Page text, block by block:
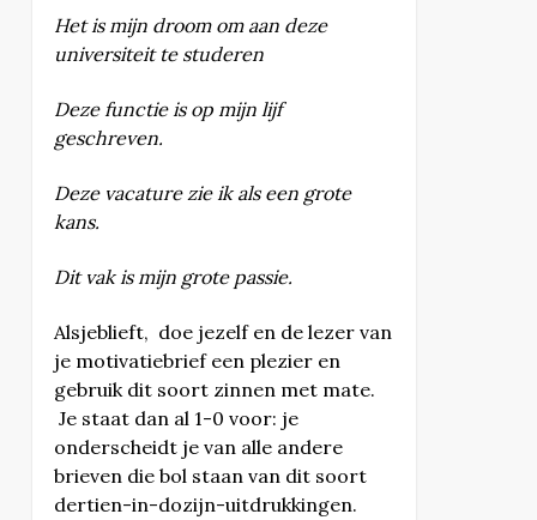
Het is mijn droom om aan deze
universiteit te studeren
Deze functie is op mijn lijf
geschreven.
Deze vacature zie ik als een grote
kans.
Dit vak is mijn grote passie.
Alsjeblieft, doe jezelf en de lezer van
je motivatiebrief een plezier en
gebruik dit soort zinnen met mate.
Je staat dan al 1-0 voor: je
onderscheidt je van alle andere
brieven die bol staan van dit soort
dertien-in-dozijn-uitdrukkingen.